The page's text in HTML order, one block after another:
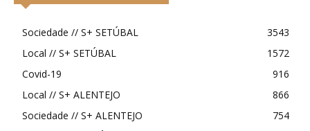
Sociedade // S+ SETÚBAL
3543
Local // S+ SETÚBAL
1572
Covid-19
916
Local // S+ ALENTEJO
866
Sociedade // S+ ALENTEJO
754